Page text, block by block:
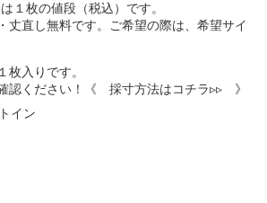
１枚の値段（税込）です。
丈直し無料です。ご希望の際は、希望サイ
枚入りです。
認ください！
《 採寸方法はコチラ▹▹ 》